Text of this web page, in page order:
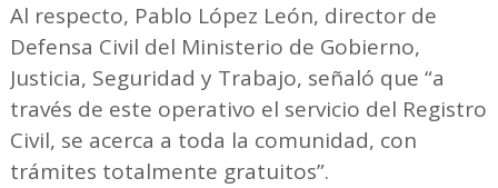
Al respecto, Pablo López León, director de
Defensa Civil del Ministerio de Gobierno,
Justicia, Seguridad y Trabajo, señaló que “a
través de este operativo el servicio del Registro
Civil, se acerca a toda la comunidad, con
trámites totalmente gratuitos”.